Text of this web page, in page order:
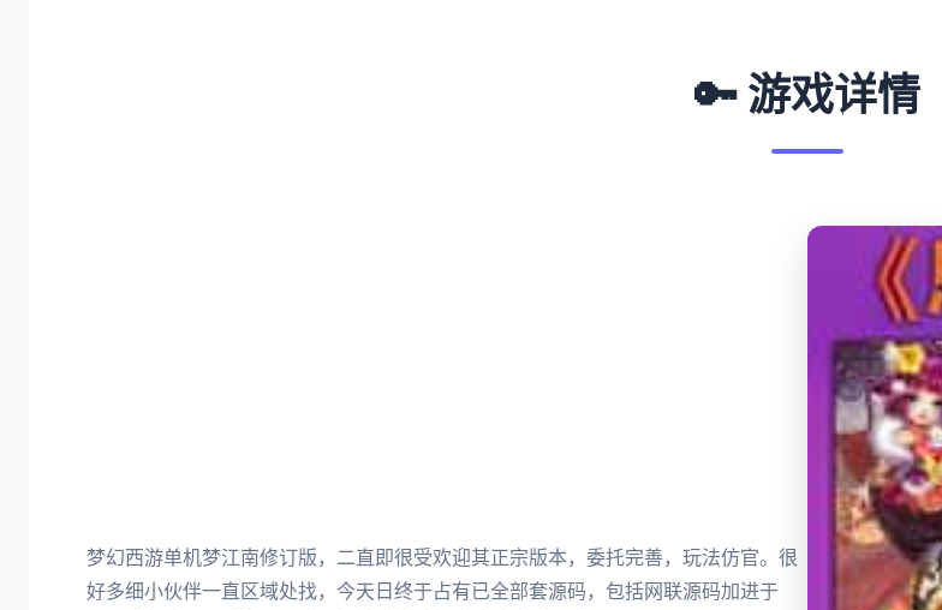
🔑 游戏详情
梦幻西游单机梦江南修订版，二直即很受欢迎其正宗版本，委托完善，玩法仿官。很
好多细小伙伴一直区域处找，今天日终于占有已全部套源码，包括网联源码加进于